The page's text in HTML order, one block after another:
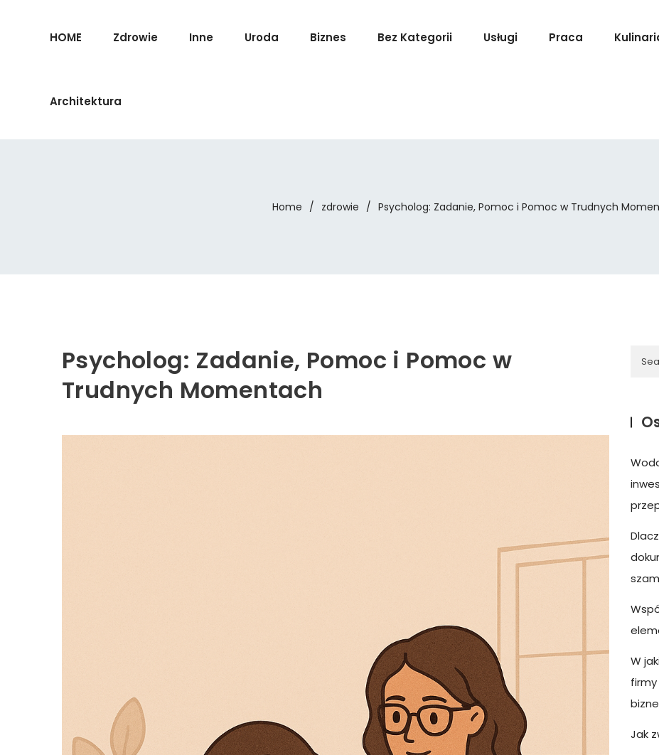
HOME Zdrowie Inne Uroda Biznes Bez Kategorii Usługi Praca
Architektura
Home / zdrowie / Psycholog: Zadanie, Pomoc i Pomoc w Trudnych
Psycholog: Zadanie, Pomoc i Pomoc w
Trudnych Momentach
W
Jak